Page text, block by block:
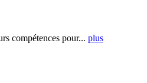
compétences pour... plus